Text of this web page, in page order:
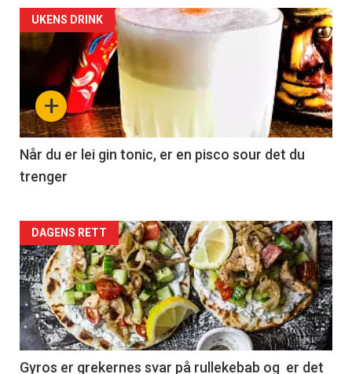
+
UKENS DRINK
Når du er lei gin tonic, er en pisco sour det du
trenger
Forsiden
akkurat
nå
-
DAGENS RETT
Gyros er grekernes svar på rullekebab og er det